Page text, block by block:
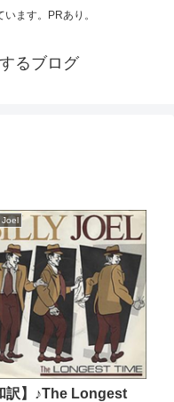
ます。PRあり。
るブログ
Joel
訳】♪The Longest